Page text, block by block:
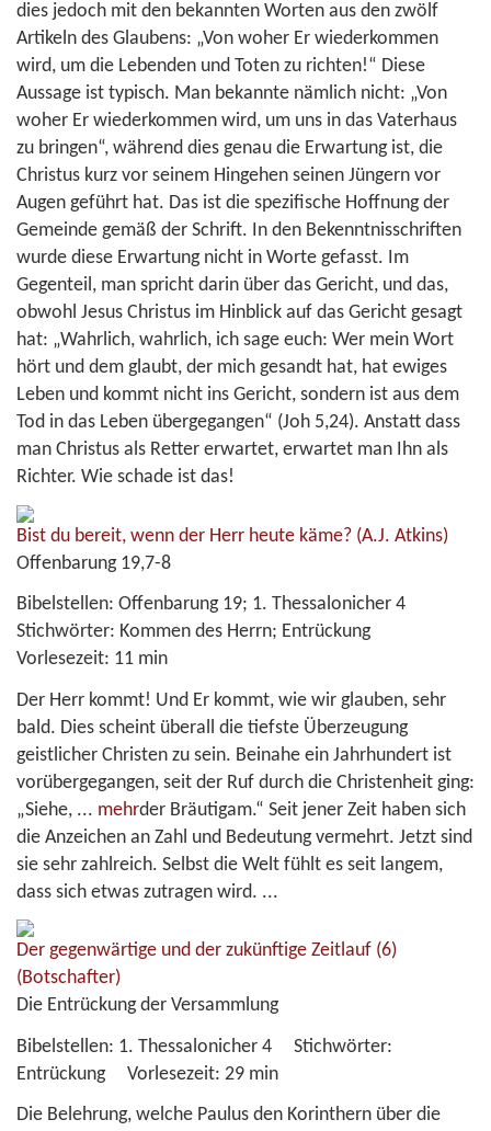
dies jedoch mit den bekannten Worten aus den zwölf
Artikeln des Glaubens: „Von woher Er wiederkommen
wird, um die Lebenden und Toten zu richten!“ Diese
Aussage ist typisch. Man bekannte nämlich nicht: „Von
woher Er wiederkommen wird, um uns in das Vaterhaus
zu bringen“, während dies genau die Erwartung ist, die
Christus kurz vor seinem Hingehen seinen Jüngern vor
Augen geführt hat. Das ist die spezifische Hoffnung der
Gemeinde gemäß der Schrift. In den Bekenntnisschriften
wurde diese Erwartung nicht in Worte gefasst. Im
Gegenteil, man spricht darin über das Gericht, und das,
obwohl Jesus Christus im Hinblick auf das Gericht gesagt
hat: „Wahrlich, wahrlich, ich sage euch: Wer mein Wort
hört und dem glaubt, der mich gesandt hat, hat ewiges
Leben und kommt nicht ins Gericht, sondern ist aus dem
Tod in das Leben übergegangen“ (Joh 5,24). Anstatt dass
man Christus als Retter erwartet, erwartet man Ihn als
Richter. Wie schade ist das!
Bist du bereit, wenn der Herr heute käme? (A.J. Atkins)
Offenbarung 19,7-8
Bibelstellen: Offenbarung 19; 1. Thessalonicher 4
Stichwörter: Kommen des Herrn; Entrückung
Vorlesezeit: 11 min
Der Herr kommt! Und Er kommt, wie wir glauben, sehr
bald. Dies scheint überall die tiefste Überzeugung
geistlicher Christen zu sein. Beinahe ein Jahrhundert ist
vorübergegangen, seit der Ruf durch die Christenheit ging:
„Siehe, ... mehrder Bräutigam.“ Seit jener Zeit haben sich
die Anzeichen an Zahl und Bedeutung vermehrt. Jetzt sind
sie sehr zahlreich. Selbst die Welt fühlt es seit langem,
dass sich etwas zutragen wird. ...
Der gegenwärtige und der zukünftige Zeitlauf (6)
(Botschafter)
Die Entrückung der Versammlung
Bibelstellen: 1. Thessalonicher 4 Stichwörter:
Entrückung Vorlesezeit: 29 min
Die Belehrung, welche Paulus den Korinthern über die